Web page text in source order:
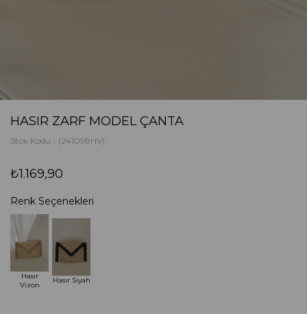
HASIR ZARF MODEL ÇANTA
Stok Kodu (241098HV)
₺1.169,90
Renk Seçenekleri
Hasır
Vizon
Hasır Siyah